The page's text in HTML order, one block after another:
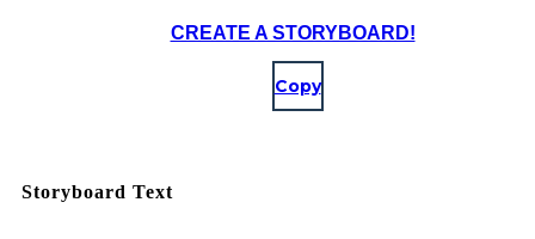
CREATE A STORYBOARD!
Copy
Storyboard Text